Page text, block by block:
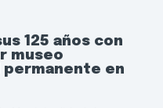
125 años con
museo
permanente en